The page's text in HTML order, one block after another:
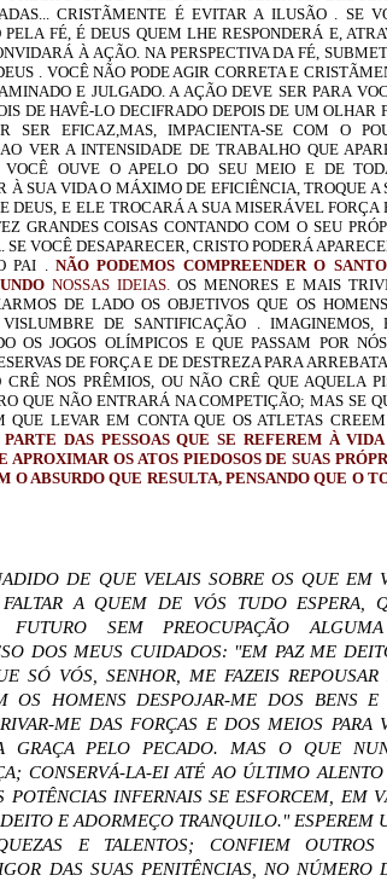
CRISTÃMENTE É EVITAR A ILUSÃO . SE
FÉ, É DEUS QUEM LHE RESPONDERÁ E,
À AÇÃO. NA PERSPECTIVA DA FÉ,
. VOCÊ NÃO PODE AGIR CORRETA E
E JULGADO. A AÇÃO DEVE SER PARA
DE HAVÊ-LO DECIFRADO DEPOIS DE UM OLHAR
SER EFICAZ,MAS, IMPACIENTA-SE COM O
VER A INTENSIDADE DE TRABALHO QUE
VOCÊ OUVE O APELO DO SEU MEIO E DE
À SUA VIDA O MÁXIMO DE EFICIÊNCIA, TROQUE A
DEUS, E ELE TROCARÁ A SUA MISERÁVEL FORÇA
GRANDES COISAS CONTANDO COM O SEU
VOCÊ DESAPARECER, CRISTO PODERÁ
PAI .
NÃO PODEMOS COMPREENDER O
NOSSAS IDEIAS OS MENORES E MAIS
DE LADO OS OBJETIVOS QUE OS
DE SANTIFICAÇÃO . IMAGINEMOS,
OS JOGOS OLÍMPICOS E QUE PASSAM POR
DE FORÇA E DE DESTREZA PARA
NOS PRÊMIOS, OU NÃO CRÊ QUE AQUELA
QUE NÃO ENTRARÁ NA COMPETIÇÃO; MAS SE
LEVAR EM CONTA QUE OS ATLETAS
DAS PESSOAS QUE SE REFEREM À
APROXIMAR OS ATOS PIEDOSOS DE SUAS
ABSURDO QUE RESULTA, PENSANDO QUE O
DE QUE VELAIS SOBRE OS QUE EM
A QUEM DE VÓS TUDO ESPERA,
SEM PREOCUPAÇÃO
DOS MEUS CUIDADOS: "EM PAZ ME
SÓ VÓS, SENHOR, ME FAZEIS REPOUSAR
OS HOMENS DESPOJAR-ME DOS BENS E
ME DAS FORÇAS E DOS MEIOS PARA
GRAÇA PELO PECADO. MAS O QUE
CONSERVÁ-LA-EI ATÉ AO ÚLTIMO
INFERNAIS SE ESFORCEM, EM
E ADORMEÇO TRANQUILO." ESPEREM
E TALENTOS; CONFIEM OUTROS
DAS SUAS PENITÊNCIAS, NO NÚMERO